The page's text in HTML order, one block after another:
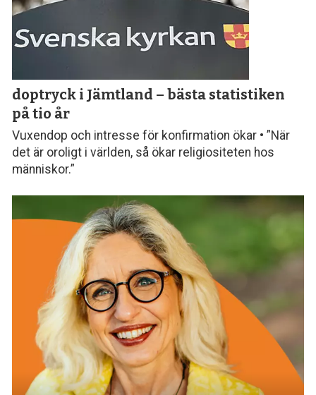
doptryck i Jämtland – bästa statistiken
på tio år
Vuxendop och intresse för konfirmation ökar • ”När
det är oroligt i världen, så ökar religiositeten hos
människor.”